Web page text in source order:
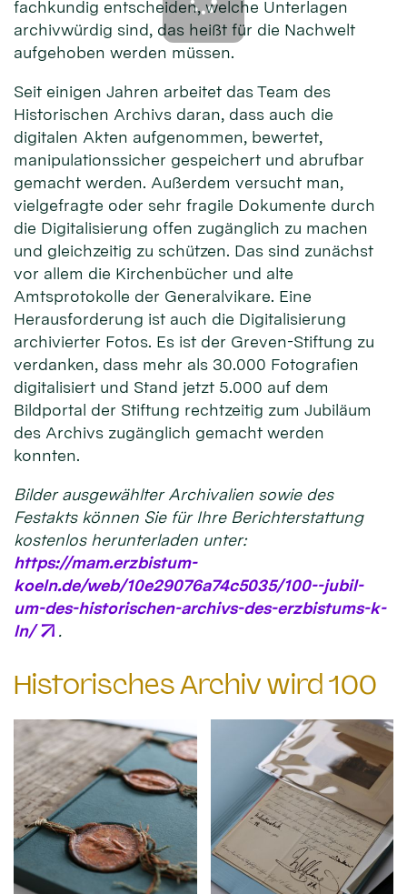
fachkundig entscheiden, welche Unterlagen
archivwürdig sind, das heißt für die Nachwelt
aufgehoben werden müssen.
Seit einigen Jahren arbeitet das Team des
Historischen Archivs daran, dass auch die
digitalen Akten aufgenommen, bewertet,
manipulationssicher gespeichert und abrufbar
gemacht werden. Außerdem versucht man,
vielgefragte oder sehr fragile Dokumente durch
die Digitalisierung offen zugänglich zu machen
und gleichzeitig zu schützen. Das sind zunächst
vor allem die Kirchenbücher und alte
Amtsprotokolle der Generalvikare. Eine
Herausforderung ist auch die Digitalisierung
archivierter Fotos. Es ist der Greven-Stiftung zu
verdanken, dass mehr als 30.000 Fotografien
digitalisiert und Stand jetzt 5.000 auf dem
Bildportal der Stiftung rechtzeitig zum Jubiläum
des Archivs zugänglich gemacht werden
konnten.
Bilder ausgewählter Archivalien sowie des
Festakts können Sie für Ihre Berichterstattung
kostenlos herunterladen unter:
https://mam.erzbistum-
koeln.de/web/10e29076a74c5035/100--jubil-
um-des-historischen-archivs-des-erzbistums-k-
ln/
.
Historisches Archiv wird 100